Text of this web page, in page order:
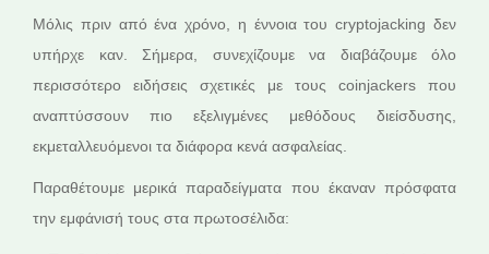
Μόλις πριν από ένα χρόνο, η έννοια του cryptojacking δεν
υπήρχε καν. Σήμερα, συνεχίζουμε να διαβάζουμε όλο
περισσότερο ειδήσεις σχετικές με τους coinjackers που
αναπτύσσουν πιο εξελιγμένες μεθόδους διείσδυσης,
εκμεταλλευόμενοι τα διάφορα κενά ασφαλείας.
Παραθέτουμε μερικά παραδείγματα που έκαναν πρόσφατα
την εμφάνισή τους στα πρωτοσέλιδα: